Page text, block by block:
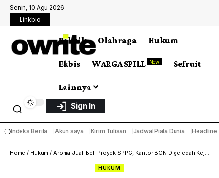
Senin, 10 Agu 2026
Linkbio
Politik Olahraga Hukum
Ekbis WARGA SPILL New Sefruit
Lainnya
Sign In
❍Indeks Berita Akun saya Kirim Tulisan Jadwal Piala Dunia Headline
Home / Hukum / Aroma Jual-Beli Proyek SPPG, Kantor BGN Digeledah Kejagung Sampai Rumah Pejabat Ikut Disatroni!
HUKUM